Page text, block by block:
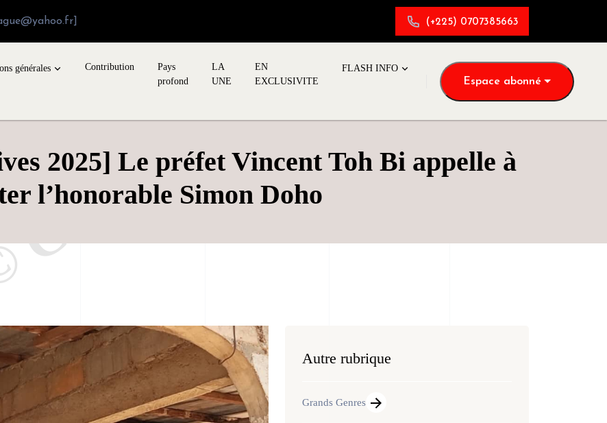
(+225) 0707385663
générales Contribution
Pays
profond
LA
UNE
EN
EXCLUSIVITE
FLASH INFO
Espace abonné
2025] Le préfet Vincent Toh Bi appelle à
l’honorable Simon Doho
Autre rubrique
Grands Genres